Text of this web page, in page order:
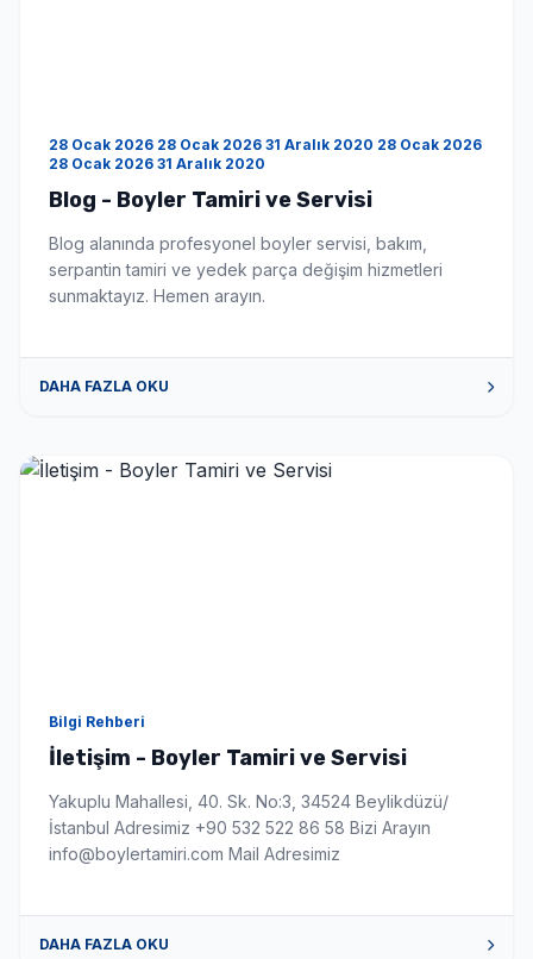
28 Ocak 2026 28 Ocak 2026 31 Aralık 2020 28 Ocak 2026
28 Ocak 2026 31 Aralık 2020
Blog - Boyler Tamiri ve Servisi
Blog alanında profesyonel boyler servisi, bakım,
serpantin tamiri ve yedek parça değişim hizmetleri
sunmaktayız. Hemen arayın.
DAHA FAZLA OKU
Bilgi Rehberi
İletişim - Boyler Tamiri ve Servisi
Yakuplu Mahallesi, 40. Sk. No:3, 34524 Beylikdüzü/
İstanbul Adresimiz +90 532 522 86 58 Bizi Arayın
info@boylertamiri.com Mail Adresimiz
DAHA FAZLA OKU